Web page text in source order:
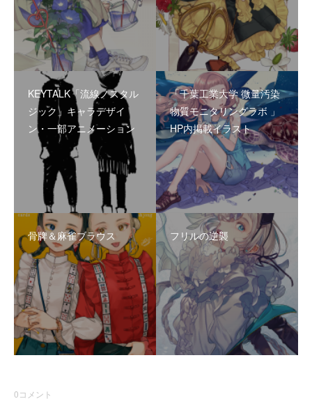
KEYTALK「流線ノスタル
ジック」キャラデザイ
ン・一部アニメーション
「千葉工業大学 微量汚染
物質モニタリングラボ 」
HP内掲載イラスト
骨牌＆麻雀ブラウス フリルの逆襲
0コメント